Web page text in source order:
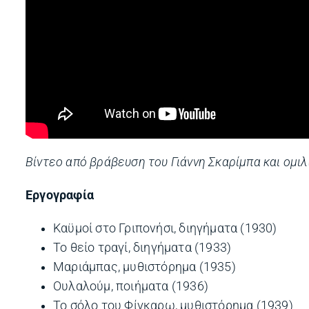
Βίντεο από βράβευση του Γιάννη Σκαρίμπα και
Εργογραφία
Καϋμοί στο Γριπονήσι, διηγήματα (1930)
Το θείο τραγί, διηγήματα (1933)
Μαριάμπας, μυθιστόρημα (1935)
Ουλαλούμ, ποιήματα (1936)
Το σόλο του Φίγκαρω, μυθιστόρημα (1939)